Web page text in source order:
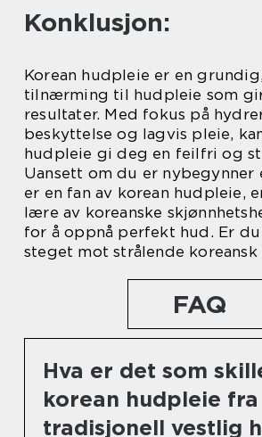
Konklusjon:
Korean hudpleie er en
tilnærming til hudpleie som
resultater. Med fokus på
beskyttelse og lagvis pleie,
hudpleie gi deg en feilfri og
Uansett om du er nybegynner
er en fan av korean hudpleie,
lære av koreanske
for å oppnå perfekt hud. Er
steget mot strålende
FAQ
Hva er det som
korean hudpleie fra
tradisjonell vestlig